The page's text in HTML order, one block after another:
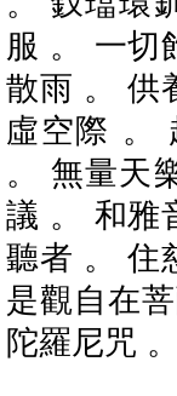
服 。 一切
散雨 。 供
虛空際 。
。 無量天
議 。 和雅
聽者 。 住
是觀自在
陀羅尼咒